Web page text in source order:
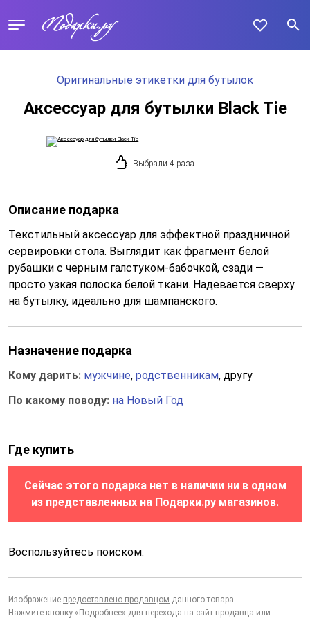
Оригинальные этикетки для бутылок
Аксессуар для бутылки Black Tie
Выбрали 4 раза
Описание подарка
Текстильный аксессуар для эффектной праздничной
сервировки стола. Выглядит как фрагмент белой
рубашки с черным галстуком-бабочкой, сзади —
просто узкая полоска белой ткани. Надевается сверху
на бутылку, идеально для шампанского.
Назначение подарка
Кому дарить: мужчине, родственникам, другу
По какому поводу: на Новый Год
Где купить
Сейчас этого подарка нет в наличии ни в одном
из представленных на Подарки.ру магазинов.
Воспользуйтесь поиском.
Изображение предоставлено продавцом данного товара.
Нажмите кнопку «Подробнее» для перехода на сайт продавца или